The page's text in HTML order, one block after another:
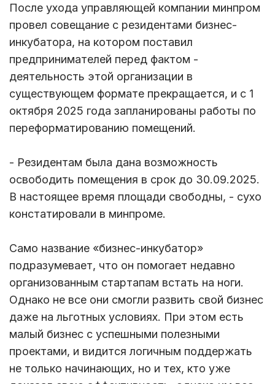
После ухода управляющей компании минпром
провел совещание с резидентами бизнес-
инкубатора, на котором поставил
предпринимателей перед фактом -
деятельность этой организации в
существующем формате прекращается, и с 1
октября 2025 года запланированы работы по
переформатированию помещений.
- Резидентам была дана возможность
освободить помещения в срок до 30.09.2025.
В настоящее время площади свободны, - сухо
констатировали в минпроме.
Само название «бизнес-инкубатор»
подразумевает, что он помогает недавно
организованным стартапам встать на ноги.
Однако не все они смогли развить свой бизнес
даже на льготных условиях. При этом есть
малый бизнес с успешными полезными
проектами, и видится логичным поддержать
не только начинающих, но и тех, кто уже